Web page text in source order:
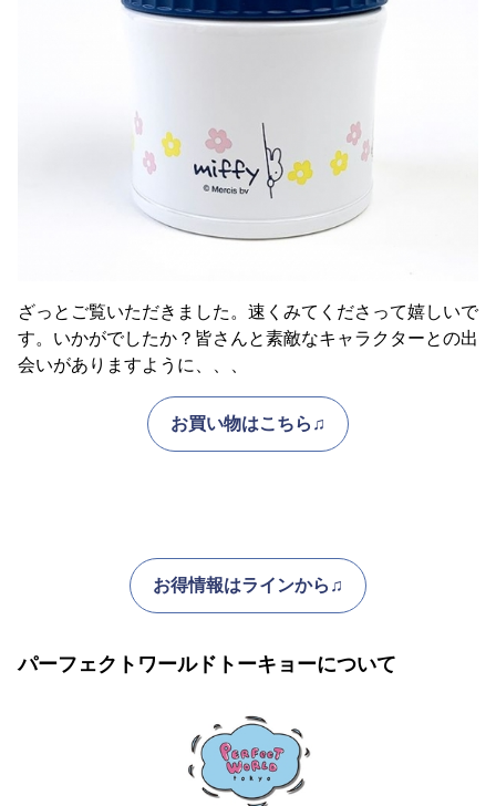
ざっとご覧いただきました。速くみてくださって嬉しいで
す。いかがでしたか？皆さんと素敵なキャラクターとの出
会いがありますように、、、
お買い物はこちら♫
お得情報はラインから♫
パーフェクトワールドトーキョーについて